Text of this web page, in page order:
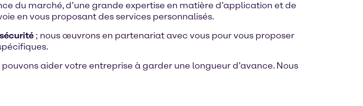
du marché, d’une grande expertise en matière d’application et de
en vous proposant des services personnalisés.
; nous œuvrons en partenariat avec vous pour vous proposer
aider votre entreprise à garder une longueur d’avance. Nous